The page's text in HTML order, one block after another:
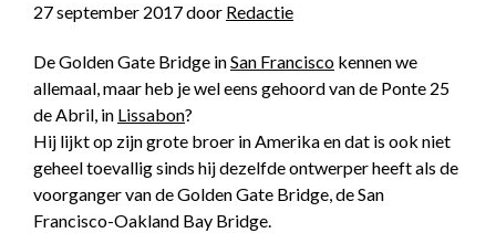
27 september 2017door Redactie
De Golden Gate Bridge inSan Francisco kennen we
allemaal, maar heb je wel eens gehoord van de Ponte 25
de Abril, in Lissabon?
Hij lijkt op zijn grote broer in Amerika en dat is ook niet
geheel toevallig sinds hij dezelfde ontwerper heeft als de
voorganger van de Golden Gate Bridge, de San
Francisco-Oakland Bay Bridge.